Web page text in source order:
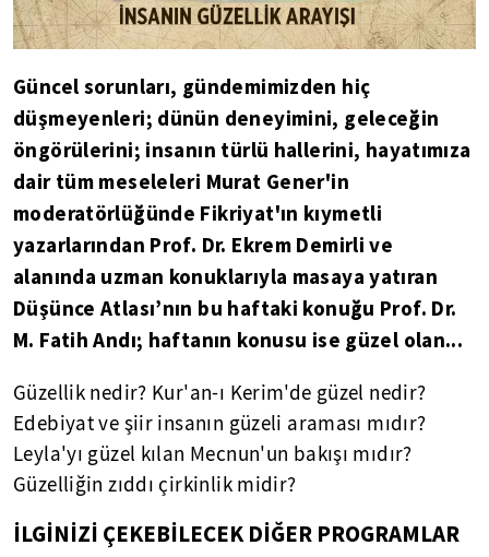
Güncel sorunları, gündemimizden hiç
düşmeyenleri; dünün deneyimini, geleceğin
öngörülerini; insanın türlü hallerini, hayatımıza
dair tüm meseleleri Murat Gener'in
moderatörlüğünde Fikriyat'ın kıymetli
yazarlarından Prof. Dr. Ekrem Demirli ve
alanında uzman konuklarıyla masaya yatıran
Düşünce Atlası’nın bu haftaki konuğu Prof. Dr.
M. Fatih Andı; haftanın konusu ise güzel olan...
Güzellik nedir? Kur'an-ı Kerim'de güzel nedir?
Edebiyat ve şiir insanın güzeli araması mıdır?
Leyla'yı güzel kılan Mecnun'un bakışı mıdır?
Güzelliğin zıddı çirkinlik midir?
İLGİNİZİ ÇEKEBİLECEK DİĞER PROGRAMLAR